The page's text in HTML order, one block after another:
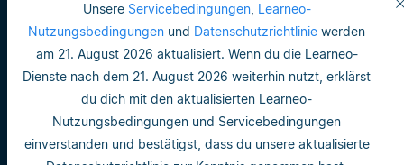
Unsere Servicebedingungen, Learneo-
Nutzungsbedingungen und Datenschutzrichtlinie werden
am 21. August 2026 aktualisiert. Wenn du die Learneo-
Dienste nach dem 21. August 2026 weiterhin nutzt, erklärst
du dich mit den aktualisierten Learneo-
Nutzungsbedingungen und Servicebedingungen
einverstanden und bestätigst, dass du unsere aktualisierte
Impressum
Do not sell or share my personal info
Nutzungsbedingungen
Datenschutzrichtlinie